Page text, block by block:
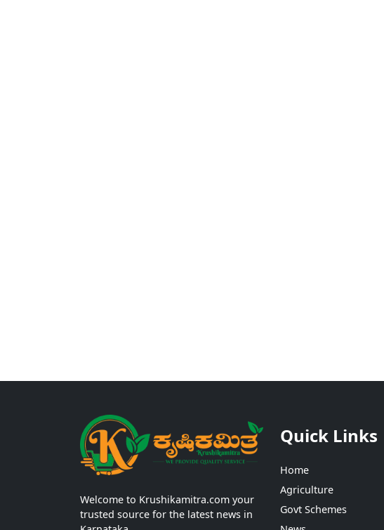
Welcome to Krushikamitra.com your
trusted source for the latest news in
Quick Links
Home
Agriculture
Govt Schemes